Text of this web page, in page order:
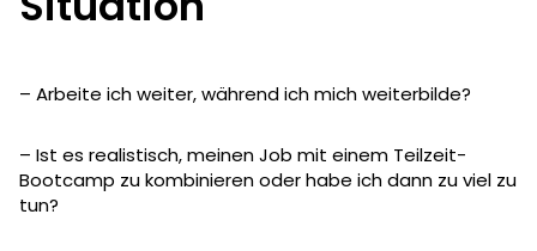
– Arbeite ich weiter, während ich mich weiterbilde?
– Ist es realistisch, meinen Job mit einem Teilzeit-
Bootcamp zu kombinieren oder habe ich dann zu viel zu
tun?